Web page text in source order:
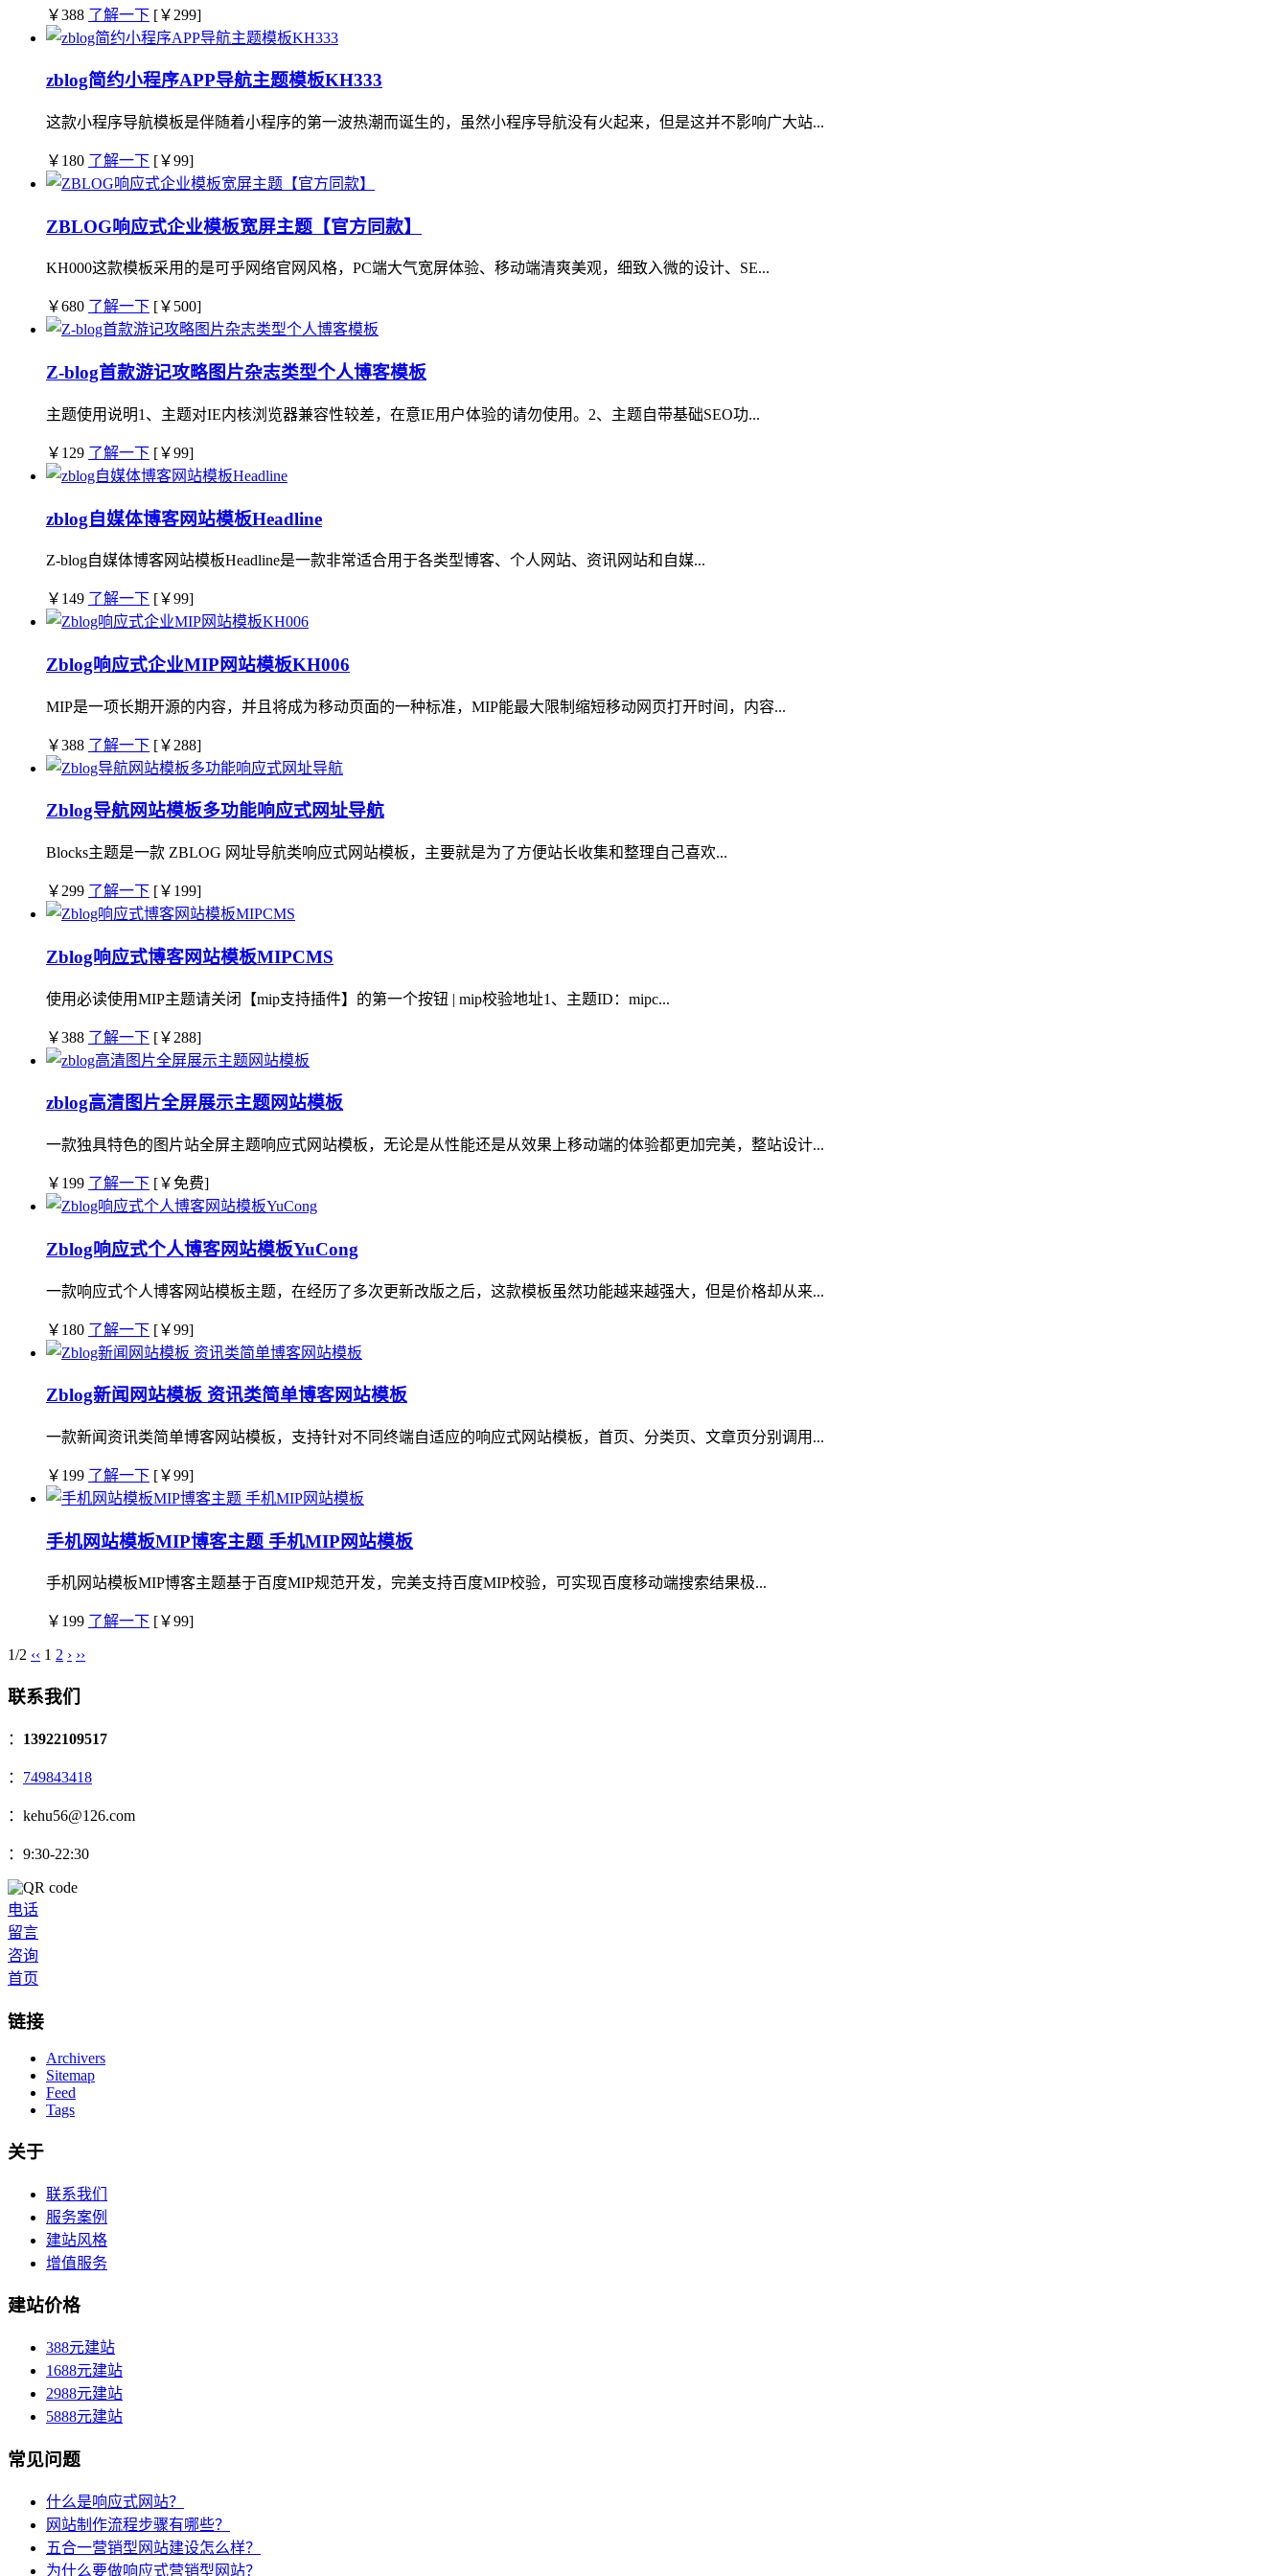
￥388 了解一下 [￥299]
zblog简约小程序APP导航主题模板KH333
这款小程序导航模板是伴随着小程序的第一波热潮而诞生的，虽然小程序导航没有火起来，但是这并不影响广大站...
￥180 了解一下 [￥99]
ZBLOG响应式企业模板宽屏主题【官方同款】
KH000这款模板采用的是可乎网络官网风格，PC端大气宽屏体验、移动端清爽美观，细致入微的设计、SE...
￥680 了解一下 [￥500]
Z-blog首款游记攻略图片杂志类型个人博客模板
主题使用说明1、主题对IE内核浏览器兼容性较差，在意IE用户体验的请勿使用。2、主题自带基础SEO功...
￥129 了解一下 [￥99]
zblog自媒体博客网站模板Headline
Z-blog自媒体博客网站模板Headline是一款非常适合用于各类型博客、个人网站、资讯网站和自媒...
￥149 了解一下 [￥99]
Zblog响应式企业MIP网站模板KH006
MIP是一项长期开源的内容，并且将成为移动页面的一种标准，MIP能最大限制缩短移动网页打开时间，内容...
￥388 了解一下 [￥288]
Zblog导航网站模板多功能响应式网址导航
Blocks主题是一款 ZBLOG 网址导航类响应式网站模板，主要就是为了方便站长收集和整理自己喜欢...
￥299 了解一下 [￥199]
Zblog响应式博客网站模板MIPCMS
使用必读使用MIP主题请关闭【mip支持插件】的第一个按钮 | mip校验地址1、主题ID：mipc...
￥388 了解一下 [￥288]
zblog高清图片全屏展示主题网站模板
一款独具特色的图片站全屏主题响应式网站模板，无论是从性能还是从效果上移动端的体验都更加完美，整站设计...
￥199 了解一下 [￥免费]
Zblog响应式个人博客网站模板YuCong
一款响应式个人博客网站模板主题，在经历了多次更新改版之后，这款模板虽然功能越来越强大，但是价格却从来...
￥180 了解一下 [￥99]
Zblog新闻网站模板 资讯类简单博客网站模板
一款新闻资讯类简单博客网站模板，支持针对不同终端自适应的响应式网站模板，首页、分类页、文章页分别调用...
￥199 了解一下 [￥99]
手机网站模板MIP博客主题 手机MIP网站模板
手机网站模板MIP博客主题基于百度MIP规范开发，完美支持百度MIP校验，可实现百度移动端搜索结果极...
￥199 了解一下 [￥99]
1/2 ‹‹ 1 2 › ››
联系我们
： 13922109517
： 749843418
：kehu56@126.com
：9:30-22:30
电话
留言
咨询
首页
链接
Archivers
Sitemap
Feed
Tags
关于
联系我们
服务案例
建站风格
增值服务
建站价格
388元建站
1688元建站
2988元建站
5888元建站
常见问题
什么是响应式网站？
网站制作流程步骤有哪些？
五合一营销型网站建设怎么样？
为什么要做响应式营销型网站？